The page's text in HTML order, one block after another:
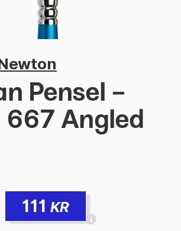
Pensel -
667 Angled
111 KR